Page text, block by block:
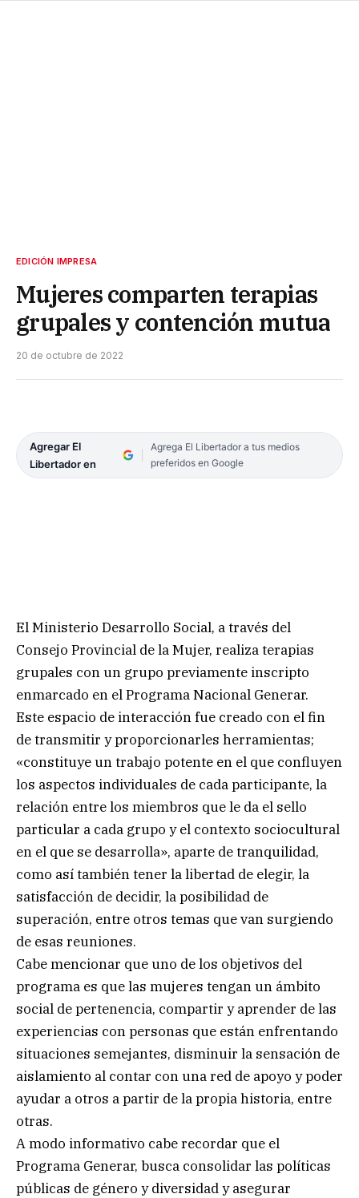
EDICIÓN IMPRESA
Mujeres comparten terapias
grupales y contención mutua
20 de octubre de 2022
Agregar El
Libertador en
Agrega El Libertador a tus medios
preferidos en Google
El Ministerio Desarrollo Social, a través del
Consejo Provincial de la Mujer, realiza terapias
grupales con un grupo previamente inscripto
enmarcado en el Programa Nacional Generar.
Este espacio de interacción fue creado con el fin
de transmitir y proporcionarles herramientas;
«constituye un trabajo potente en el que confluyen
los aspectos individuales de cada participante, la
relación entre los miembros que le da el sello
particular a cada grupo y el contexto sociocultural
en el que se desarrolla», aparte de tranquilidad,
como así también tener la libertad de elegir, la
satisfacción de decidir, la posibilidad de
superación, entre otros temas que van surgiendo
de esas reuniones.
Cabe mencionar que uno de los objetivos del
programa es que las mujeres tengan un ámbito
social de pertenencia, compartir y aprender de las
experiencias con personas que están enfrentando
situaciones semejantes, disminuir la sensación de
aislamiento al contar con una red de apoyo y poder
ayudar a otros a partir de la propia historia, entre
otras.
A modo informativo cabe recordar que el
Programa Generar, busca consolidar las políticas
públicas de género y diversidad y asegurar